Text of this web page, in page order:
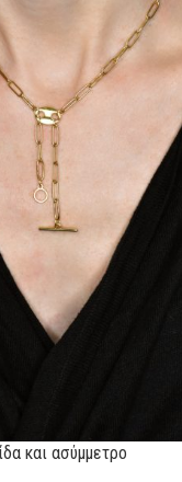
και ασύμμετρο